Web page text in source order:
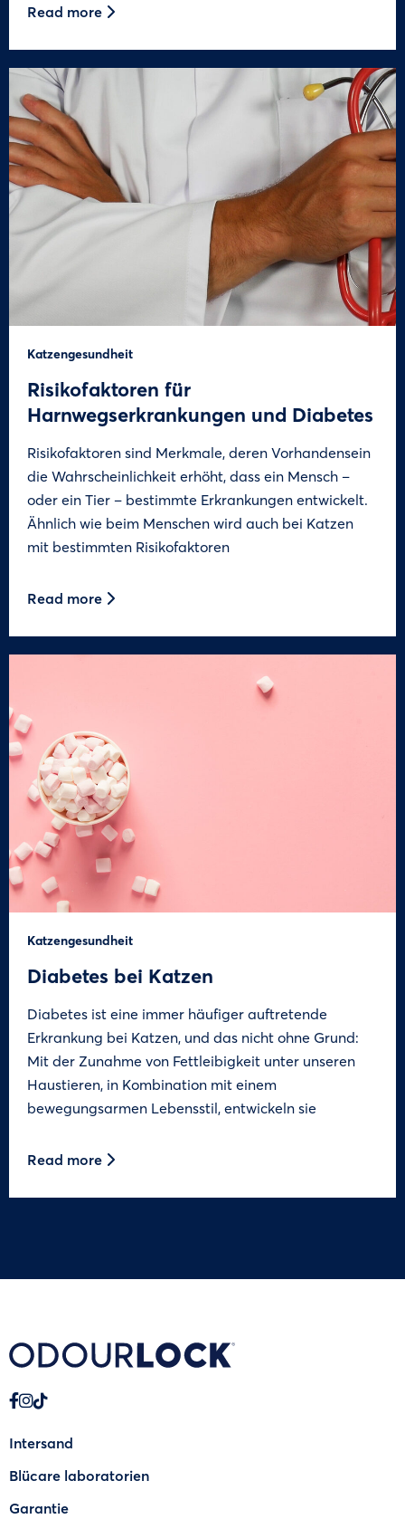
Read more
Katzengesundheit
Risikofaktoren für
Harnwegserkrankungen und Diabetes
Risikofaktoren sind Merkmale, deren Vorhandensein
die Wahrscheinlichkeit erhöht, dass ein Mensch –
oder ein Tier – bestimmte Erkrankungen entwickelt.
Ähnlich wie beim Menschen wird auch bei Katzen
mit bestimmten Risikofaktoren
Read more
Katzengesundheit
Diabetes bei Katzen
Diabetes ist eine immer häufiger auftretende
Erkrankung bei Katzen, und das nicht ohne Grund:
Mit der Zunahme von Fettleibigkeit unter unseren
Haustieren, in Kombination mit einem
bewegungsarmen Lebensstil, entwickeln sie
Read more
Intersand
Blücare laboratorien
Garantie